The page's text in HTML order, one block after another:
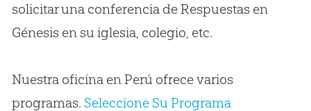
solicitar una conferencia de Respuestas en
Génesis en su iglesia, colegio, etc.
Nuestra oficina en Perú ofrece varios
programas. Seleccione Su Programa